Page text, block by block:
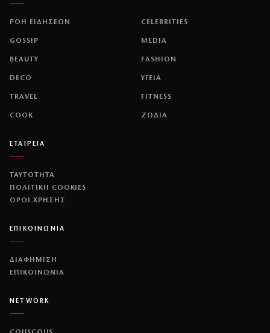
ΡΟΗ ΕΙΔΗΣΕΩΝ CELEBRITIES
GOSSIP MEDIA
BEAUTY FASHION
DECO ΥΓΕΙΑ
TRAVEL FITNESS
COOK ΖΩΔΙΑ
ΕΤΑΙΡΕΙΑ
ΤΑΥΤΟΤΗΤΑ
ΠΟΛΙΤΙΚΉ COOKIES
ΌΡΟΙ ΧΡΉΣΗΣ
ΕΠΙΚΟΙΝΩΝΙΑ
ΔΙΑΦΗΜΙΣΗ
ΕΠΙΚΟΙΝΩΝΙΑ
NETWORK